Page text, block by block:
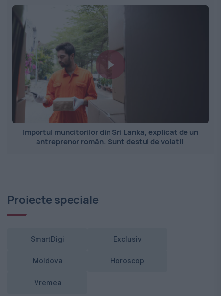
Importul muncitorilor din Sri Lanka, explicat de un
antreprenor român. Sunt destul de volatili
Proiecte speciale
SmartDigi Exclusiv
Moldova Horoscop
Vremea